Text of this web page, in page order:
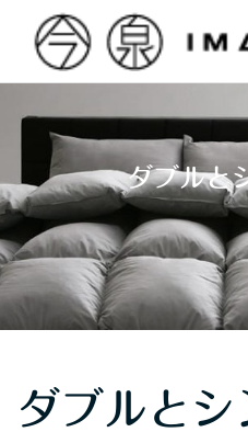
content
ダブルと
ダブルとシ